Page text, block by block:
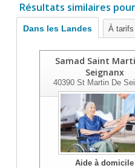
Résultats similaires
Dans les Landes À
Samad Saint
Seignanx
40390St Martin De
Aide à domicile